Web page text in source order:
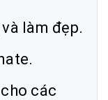
làm đẹp.
các